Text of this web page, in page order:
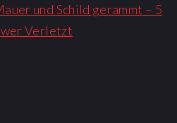
und Schild gerammt – 5
Verletzt